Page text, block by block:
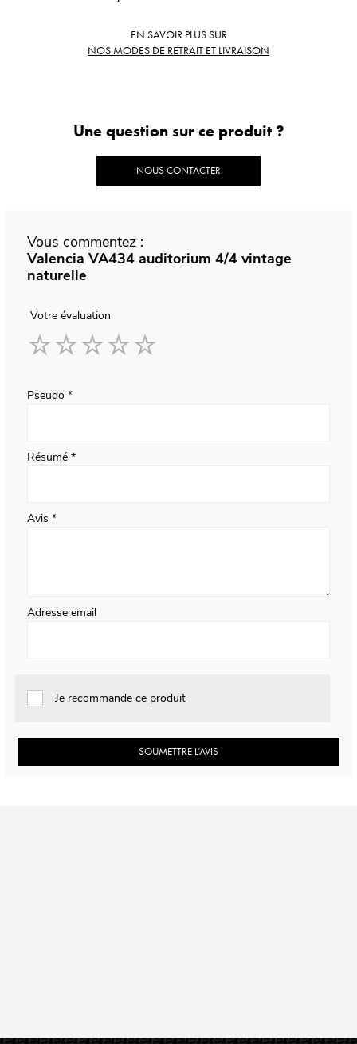
EN SAVOIR PLUS SUR
NOS MODES DE RETRAIT ET LIVRAISON
Une question sur ce produit ?
NOUS CONTACTER
Vous commentez :
Valencia VA434 auditorium 4/4 vintage
naturelle
Votre évaluation
Pseudo
Résumé
Avis
Adresse email
Je recommande ce produit
SOUMETTRE L’AVIS